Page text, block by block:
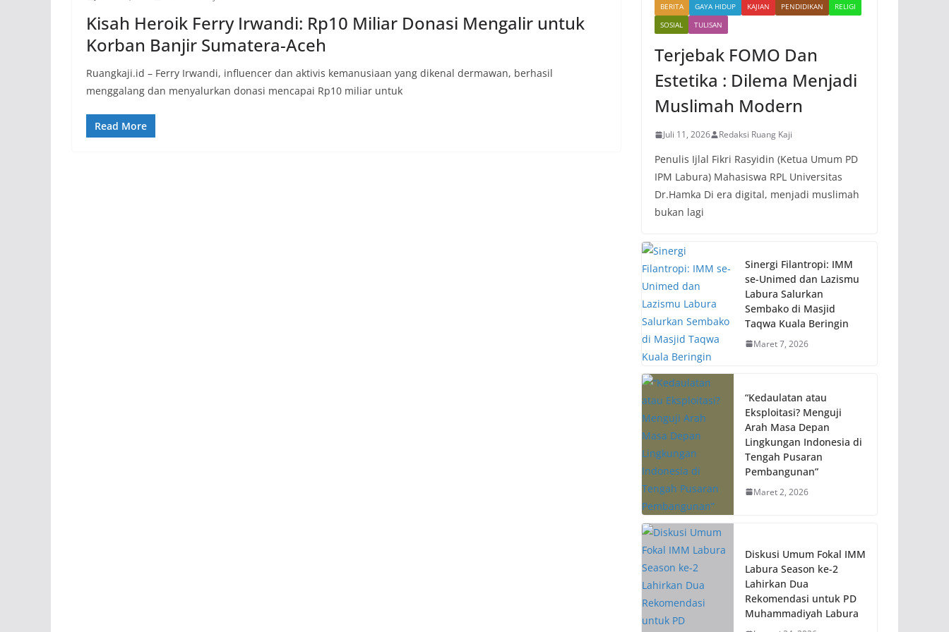
Kisah Heroik Ferry Irwandi: Rp10 Miliar Donasi Mengalir untuk
Korban Banjir Sumatera-Aceh
Ruangkaji.id – Ferry Irwandi, influencer dan aktivis kemanusiaan yang dikenal dermawan, berhasil
menggalang dan menyalurkan donasi mencapai Rp10 miliar untuk
Read More
BERITA GAYA HIDUP KAJIAN PENDIDIKAN
RELIGI
SOSIAL
TULISAN
Terjebak FOMO Dan
Estetika : Dilema Menjadi
Muslimah Modern
Juli 11, 2026 Redaksi Ruang Kaji
Penulis Ijlal Fikri Rasyidin (Ketua Umum PD
IPM Labura) Mahasiswa RPL Universitas
Dr.Hamka Di era digital, menjadi muslimah
bukan lagi
Sinergi Filantropi: IMM
se-Unimed dan Lazismu
Labura Salurkan
Sembako di Masjid
Taqwa Kuala Beringin
Maret 7, 2026
“Kedaulatan atau
Eksploitasi? Menguji
Arah Masa Depan
Lingkungan Indonesia di
Tengah Pusaran
Pembangunan”
Maret 2, 2026
Diskusi Umum Fokal IMM
Labura Season ke-2
Lahirkan Dua
Rekomendasi untuk PD
Muhammadiyah Labura